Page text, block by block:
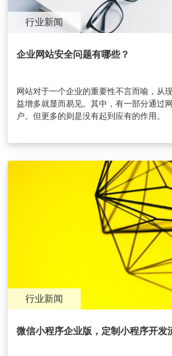
行业新闻
企业网站安全问题有哪些？
网站对于一个企业的重要性不言而喻，从
益增多就显而易见。其中，有一部分通过
户。但更多的则是没有起到应有的作用。
行业新闻
微信小程序企业版，定制小程序开发